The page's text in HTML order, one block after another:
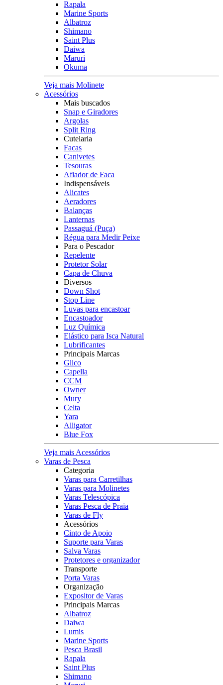
Rapala
Marine Sports
Albatroz
Shimano
Saint Plus
Daiwa
Maruri
Okuma
Veja mais Molinete
Acessórios
Mais buscados
Snap e Giradores
Argolas
Split Ring
Cutelaria
Facas
Canivetes
Tesouras
Afiador de Faca
Indispensáveis
Alicates
Aeradores
Balanças
Lanternas
Passaguá (Puça)
Régua para Medir Peixe
Para o Pescador
Repelente
Protetor Solar
Capa de Chuva
Diversos
Down Shot
Stop Line
Luvas para encastoar
Encastoador
Luz Química
Elástico para Isca Natural
Lubrificantes
Principais Marcas
Glico
Capella
CCM
Owner
Mury
Celta
Yara
Alligator
Blue Fox
Veja mais Acessórios
Varas de Pesca
Categoria
Varas para Carretilhas
Varas para Molinetes
Varas Telescópica
Varas Pesca de Praia
Varas de Fly
Acessórios
Cinto de Apoio
Suporte para Varas
Salva Varas
Protetores e organizador
Transporte
Porta Varas
Organização
Expositor de Varas
Principais Marcas
Albatroz
Daiwa
Lumis
Marine Sports
Pesca Brasil
Rapala
Saint Plus
Shimano